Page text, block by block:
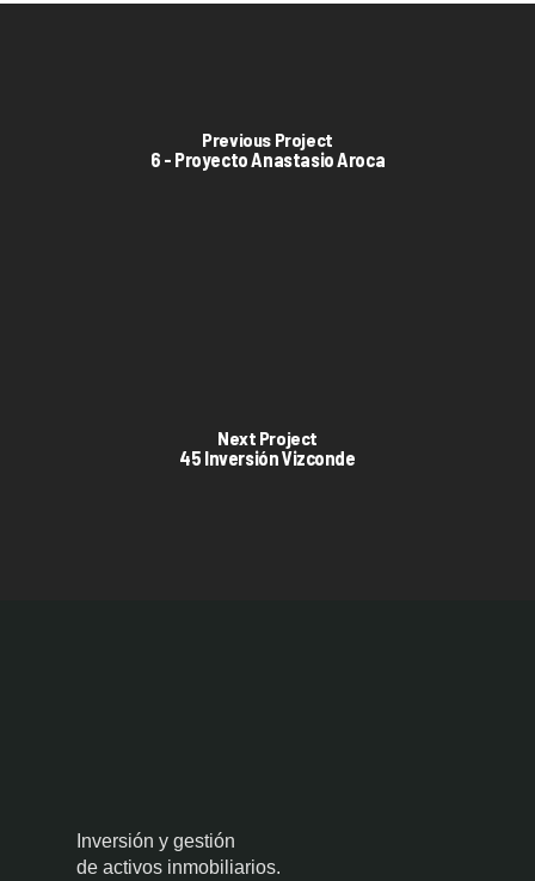
Previous Project
6 - Proyecto Anastasio Aroca
Next Project
45 Inversión Vizconde
Inversión y gestión
de activos inmobiliarios.